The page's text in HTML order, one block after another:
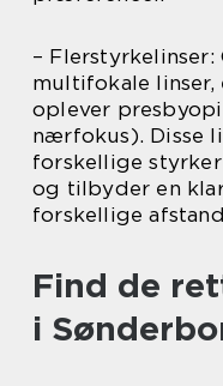
– Flerstyrkelinser:
multifokale
oplever
nærfokus). Disse
forskellige
og tilbyder en
forskellige
Find de
i